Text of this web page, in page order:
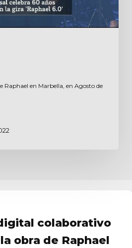
Raphael en Marbella, en Agosto de
colaborativo
obra de Raphael